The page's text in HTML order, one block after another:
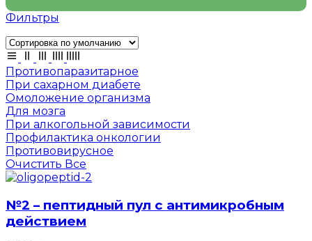
Фильтры
Противопаразитарное
При сахарном диабете
Омоложение организма
Для мозга
При алкогольной зависимости
Профилактика онкологии
Противовирусное
Очистить Все
№2 – пептидный пул с антимикробным
действием